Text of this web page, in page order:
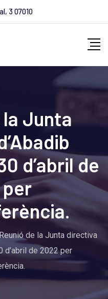
3 07010
la Junta
d’abril de
de la Junta directiva
d’abril de 2022 per